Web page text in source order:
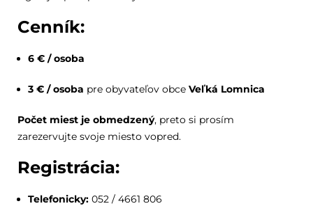
Cenník:
6 € / osoba
3 € / osoba pre obyvateľov obce Veľká Lomnica
Počet miest je obmedzený, preto si prosím
zarezervujte svoje miesto vopred.
Registrácia:
Telefonicky:052 / 4661 806